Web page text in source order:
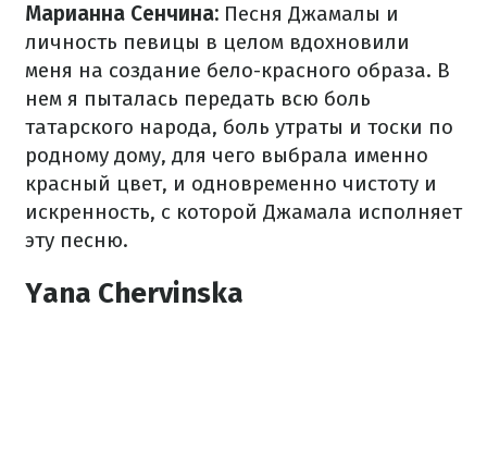
Марианна Сенчина: Песня Джамалы и
личность певицы в целом вдохновили
меня на создание бело-красного образа. В
нем я пыталась передать всю боль
татарского народа, боль утраты и тоски по
родному дому, для чего выбрала именно
красный цвет, и одновременно чистоту и
искренность, с которой Джамала исполняет
эту песню.
Yana Chervinska